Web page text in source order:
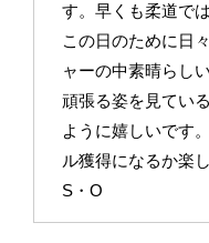
す。早くも柔道で
この日のために日
ャーの中素晴らし
頑張る姿を見てい
ように嬉しいです
ル獲得になるか楽
S・O